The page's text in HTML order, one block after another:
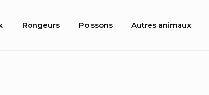
Rongeurs Poissons Autres animaux